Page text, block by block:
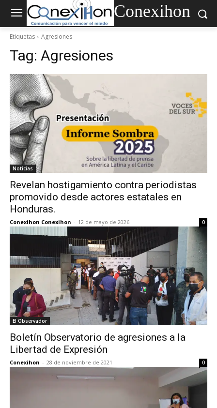
Conexihon
Etiquetas Agresiones
Tag: Agresiones
Noticias
Revelan hostigamiento contra periodistas
promovido desde actores estatales en
Honduras.
Conexihon Conexihon - 12 de mayo de 2026 0
El Observador
Boletín Observatorio de agresiones a la
Libertad de Expresión
Conexihon - 28 de noviembre de 2021 0